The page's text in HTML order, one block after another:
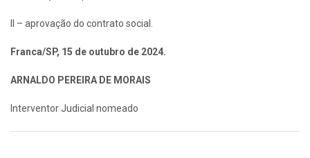
II – aprovação do contrato social.
Franca/SP, 15 de outubro de 2024.
ARNALDO PEREIRA DE MORAIS
Interventor Judicial nomeado